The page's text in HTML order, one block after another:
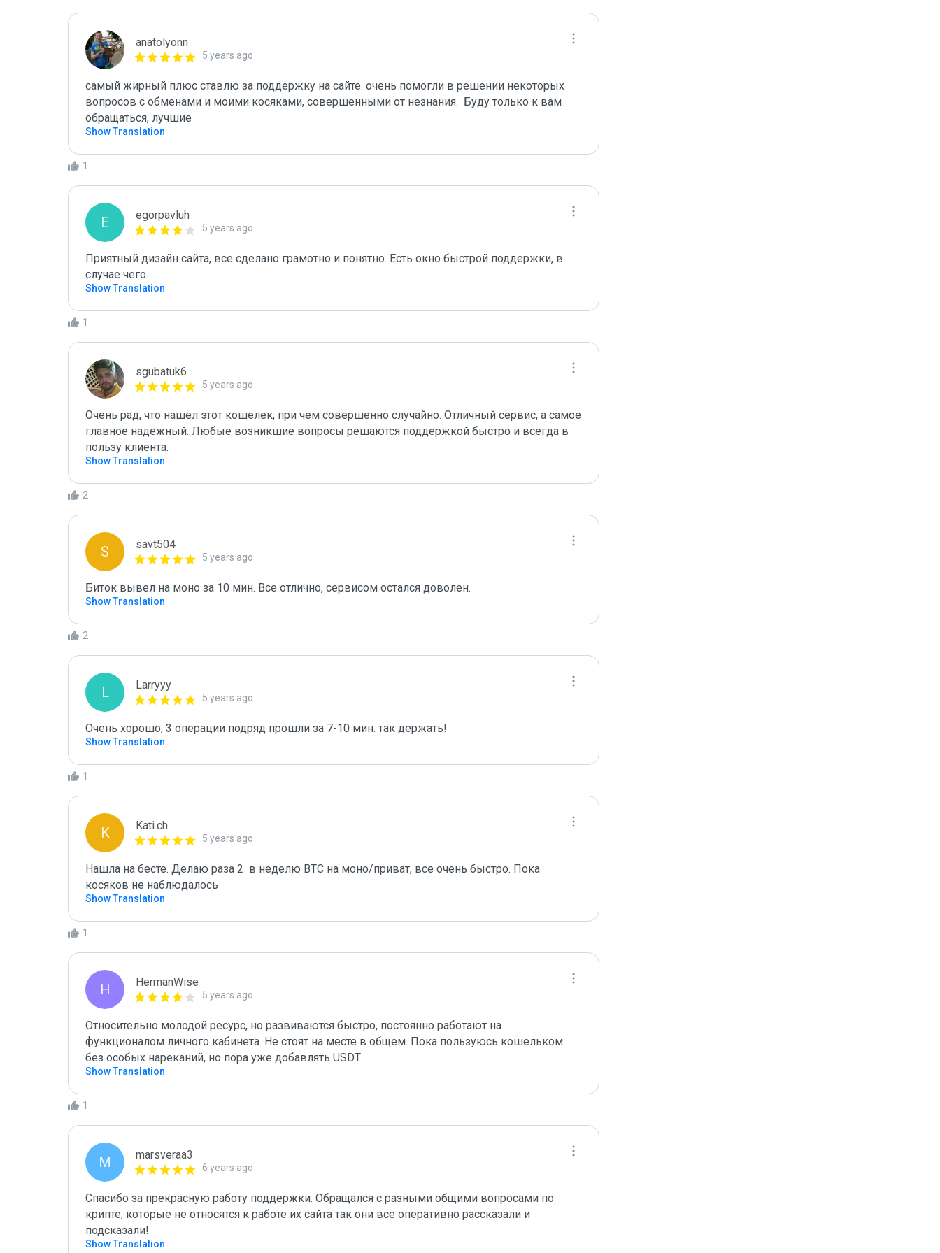
anatolyonn
5 years ago
самый жирный плюс ставлю за поддержку на сайте. очень помогли в решении некоторых
вопросов с обменами и моими косяками, совершенными от незнания.  Буду только к вам
обращаться, лучшие
Show Translation
1
E egorpavluh
5 years ago
Приятный дизайн сайта, все сделано грамотно и понятно. Есть окно быстрой поддержки, в
случае чего.
Show Translation
1
sgubatuk6
5 years ago
Очень рад, что нашел этот кошелек, при чем совершенно случайно. Отличный сервис, а самое
главное надежный. Любые возникшие вопросы решаются поддержкой быстро и всегда в
пользу клиента.
Show Translation
2
S savt504
5 years ago
Биток вывел на моно за 10 мин. Все отлично, сервисом остался доволен.
Show Translation
2
L Larryyy
5 years ago
Очень хорошо, 3 операции подряд прошли за 7-10 мин. так держать!
Show Translation
1
K Kati.ch
5 years ago
Нашла на бесте. Делаю раза 2  в неделю BTC на моно/приват, все очень быстро. Пока
косяков не наблюдалось
Show Translation
1
H HermanWise
5 years ago
Относительно молодой ресурс, но развиваются быстро, постоянно работают на
функционалом личного кабинета. Не стоят на месте в общем. Пока пользуюсь кошельком
без особых нареканий, но пора уже добавлять USDT
Show Translation
1
M marsveraa3
6 years ago
Спасибо за прекрасную работу поддержки. Обращался с разными общими вопросами по
крипте, которые не относятся к работе их сайта так они все оперативно рассказали и
подсказали!
Show Translation